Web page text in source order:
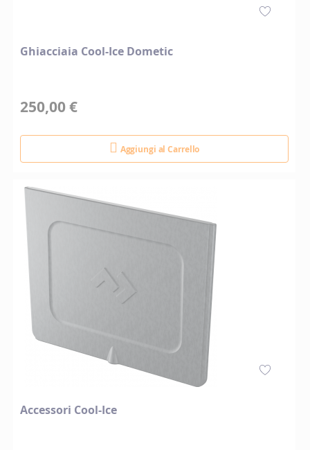
Ghiacciaia Cool-Ice Dometic
250,00 €
Aggiungi al Carrello
Accessori Cool-Ice